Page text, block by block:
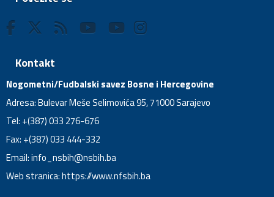
Kontakt
Nogometni/Fudbalski savez Bosne i Hercegovine
Adresa: Bulevar Meše Selimovića 95, 71000 Sarajevo
Tel: +(387) 033 276-676
Fax: +(387) 033 444-332
Email:info_nsbih@nsbih.ba
Web stranica: https://www.nfsbih.ba